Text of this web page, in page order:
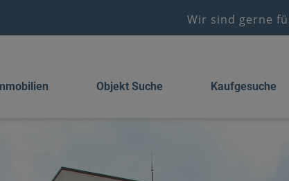
Wir sind gerne
Objekt Suche Kaufgesuche